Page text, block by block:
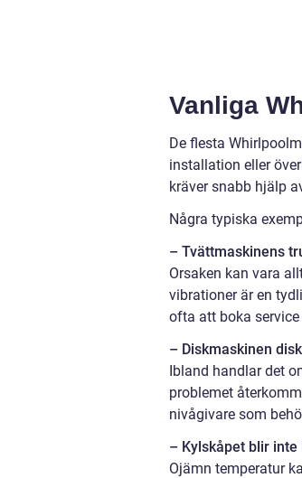
Vanliga
De flesta
installation eller
kräver snabb hjälp
Några typiska
– Tvättmaskinens
Orsaken kan vara
vibrationer är en
ofta att boka service
– Diskmaskinen
Ibland handlar det
problemet
nivågivare som
– Kylskåpet blir
Ojämn temperatur